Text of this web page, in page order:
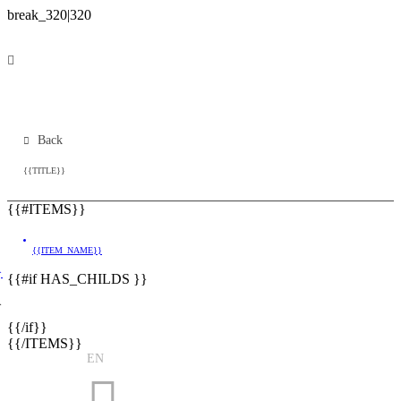
Back
{{TITLE}}
{{#ITEMS}}
{{ITEM_NAME}}
{{#if HAS_CHILDS }}
{{/if}}
{{/ITEMS}}
EN